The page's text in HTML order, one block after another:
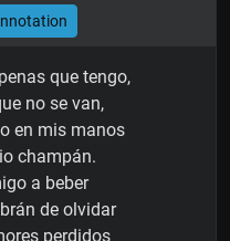
que tengo,
no se van,
en mis manos
champán.
a beber
de olvidar
perdidos